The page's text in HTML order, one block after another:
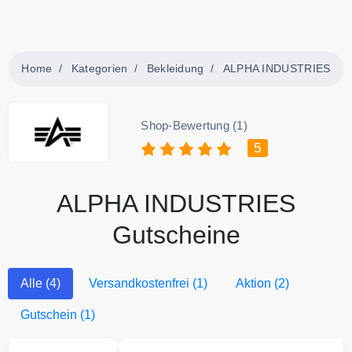
Home Kategorien Bekleidung ALPHA INDUSTRIES
Shop-Bewertung (1)
5
ALPHA INDUSTRIES
Gutscheine
Alle (4) Versandkostenfrei (1) Aktion (2)
Gutschein (1)